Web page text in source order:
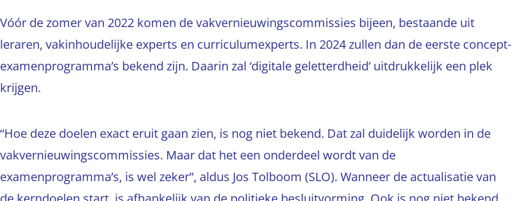
Vóór de zomer van 2022 komen de vakvernieuwingscommissies bijeen, bestaande uit
leraren, vakinhoudelijke experts en curriculumexperts. In 2024 zullen dan de eerste concept-
examenprogramma’s bekend zijn. Daarin zal ‘digitale geletterdheid’ uitdrukkelijk een plek
krijgen.
“Hoe deze doelen exact eruit gaan zien, is nog niet bekend. Dat zal duidelijk worden in de
vakvernieuwingscommissies. Maar dat het een onderdeel wordt van de
examenprogramma’s, is wel zeker”, aldus Jos Tolboom (SLO). Wanneer de actualisatie van